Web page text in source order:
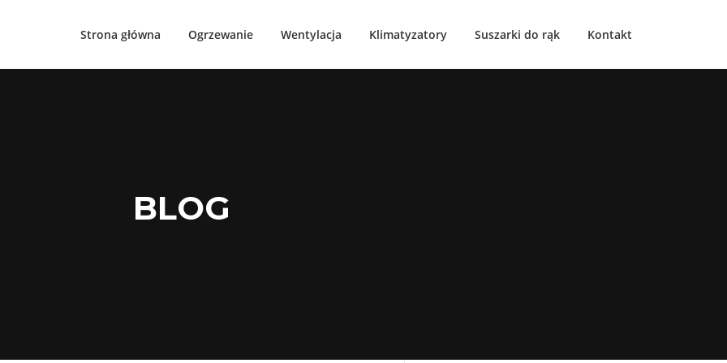
Strona główna Ogrzewanie Wentylacja Klimatyzatory Suszarki do rąk Kontakt
BLOG